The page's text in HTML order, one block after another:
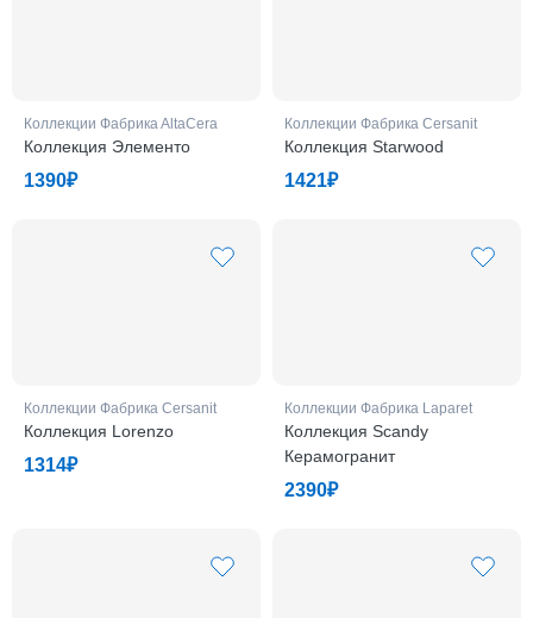
Коллекции Фабрикa AltaCera
Коллекция Элементо
1390₽
Коллекции Фабрикa Cersanit
Коллекция Starwood
1421₽
Коллекции Фабрикa Cersanit
Коллекция Lorenzo
1314₽
Коллекции Фабрикa Laparet
Коллекция Scandy
Керамогранит
2390₽